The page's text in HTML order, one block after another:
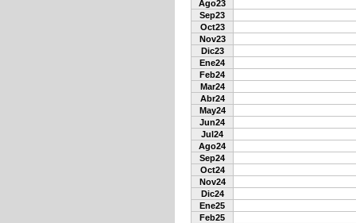
Ago23
Sep23
Oct23
Nov23
Dic23
Ene24
Feb24
Mar24
Abr24
May24
Jun24
Jul24
Ago24
Sep24
Oct24
Nov24
Dic24
Ene25
Feb25